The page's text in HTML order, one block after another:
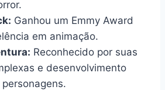
Ganhou um Emmy Award
em animação.
Reconhecido por suas
e desenvolvimento